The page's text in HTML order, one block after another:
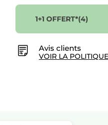
1+1 OFFERT*(4)
Avis clients
VOIR LA